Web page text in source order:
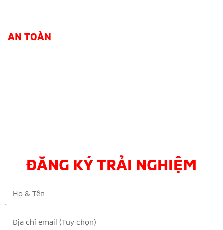
AN TOÀN
ĐĂNG KÝ TRẢI NGHIỆM